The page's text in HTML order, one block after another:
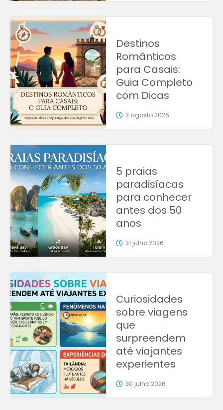
Destinos
Românticos
para Casais:
Guia Completo
com Dicas
3 agosto 2026
5 praias
paradisíacas
para conhecer
antes dos 50
anos
31 julho 2026
Curiosidades
sobre viagens
que
surpreendem
até viajantes
experientes
30 julho 2026